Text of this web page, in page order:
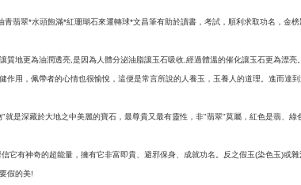
青翡翠*水頭飽滿*紅珊瑚石來運轉球*文昌筆有助於讀書，考試，順利求取功名，金榜
質地更為油潤透亮 是因為人體分泌油脂讓玉石吸收 經過體溫的催化讓玉石更為漂
作用，佩帶者的心情也很愉悅，這便是常言所說的人養玉，玉養人的道理。進而達到
"就是深藏於大地之中美麗的寶石，最尊貴又最有靈性，非"翡翠"莫屬，紅色是翡、綠
它有神奇的超能量，擁有它非富即貴、避邪保身、成就功名。反之假玉(染色玉)或
假的美!